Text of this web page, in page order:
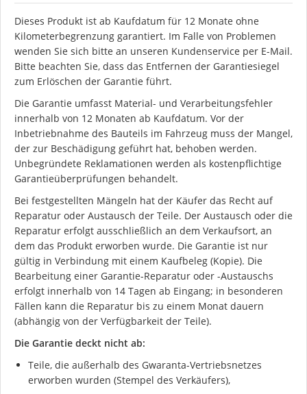
Dieses Produkt ist ab Kaufdatum für 12 Monate ohne
Kilometerbegrenzung garantiert. Im Falle von Problemen
wenden Sie sich bitte an unseren Kundenservice per E-Mail.
Bitte beachten Sie, dass das Entfernen der Garantiesiegel
zum Erlöschen der Garantie führt.
Die Garantie umfasst Material- und Verarbeitungsfehler
innerhalb von 12 Monaten ab Kaufdatum. Vor der
Inbetriebnahme des Bauteils im Fahrzeug muss der Mangel,
der zur Beschädigung geführt hat, behoben werden.
Unbegründete Reklamationen werden als kostenpflichtige
Garantieüberprüfungen behandelt.
Bei festgestellten Mängeln hat der Käufer das Recht auf
Reparatur oder Austausch der Teile. Der Austausch oder die
Reparatur erfolgt ausschließlich an dem Verkaufsort, an
dem das Produkt erworben wurde. Die Garantie ist nur
gültig in Verbindung mit einem Kaufbeleg (Kopie). Die
Bearbeitung einer Garantie-Reparatur oder -Austauschs
erfolgt innerhalb von 14 Tagen ab Eingang; in besonderen
Fällen kann die Reparatur bis zu einem Monat dauern
(abhängig von der Verfügbarkeit der Teile).
Die Garantie deckt nicht ab:
Teile, die außerhalb des Gwaranta-Vertriebsnetzes
erworben wurden (Stempel des Verkäufers),